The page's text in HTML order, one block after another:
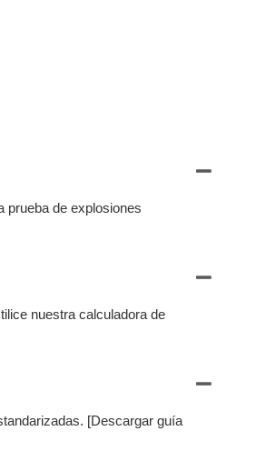
prueba de explosiones
nuestra calculadora de
[Descargar guía